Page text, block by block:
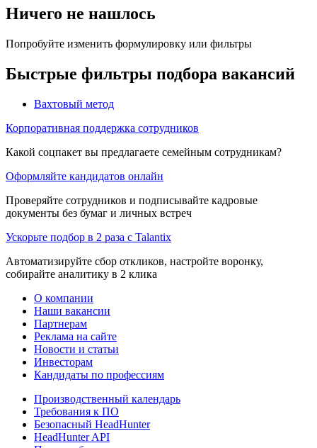
Ничего не нашлось
Попробуйте изменить формулировку или фильтры
Быстрые фильтры подбора вакансий
Вахтовый метод
Корпоративная поддержка сотрудников
Какой соцпакет вы предлагаете семейным сотрудникам?
Оформляйте кандидатов онлайн
Проверяйте сотрудников и подписывайте кадровые
документы без бумаг и личных встреч
Ускорьте подбор в 2 раза с Talantix
Автоматизируйте сбор откликов, настройте воронку,
собирайте аналитику в 2 клика
О компании
Наши вакансии
Партнерам
Реклама на сайте
Новости и статьи
Инвесторам
Кандидаты по профессиям
Производственный календарь
Требования к ПО
Безопасный HeadHunter
HeadHunter API